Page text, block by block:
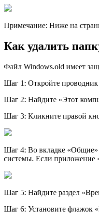
Примечание: Ниже на
Как удалить
Файл Windows.old имеет
Шаг 1: Откройте
Шаг 2: Найдите «Этот
Шаг 3: Кликните правой
Шаг 4: Во вкладке «Общие»
системы. Если приложение
Шаг 5: Найдите раздел
Шаг 6: Установите флажок